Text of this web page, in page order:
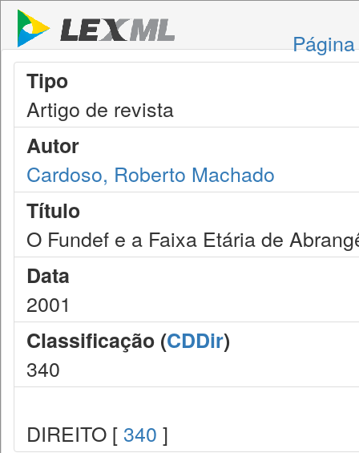
Tipo
Artigo de revista
Autor
Cardoso, Roberto Machado
Título
O Fundef e a Faixa Etária de
Data
2001
Classificação (CDDir)
340
DIREITO [ 340 ]